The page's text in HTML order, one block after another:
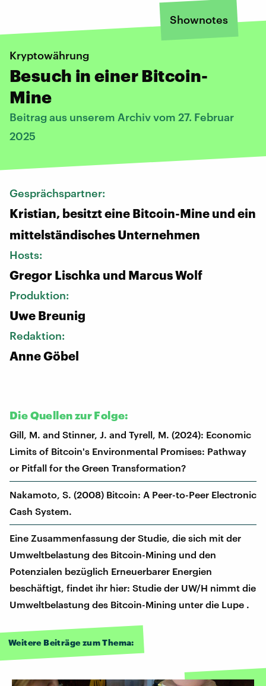
Shownotes
Kryptowährung
Besuch in einer Bitcoin-
Mine
Beitrag aus unserem Archiv vom 27. Februar
2025
Gesprächspartner:
Kristian, besitzt eine Bitcoin-Mine und ein
mittelständisches Unternehmen
Hosts:
Gregor Lischka und Marcus Wolf
Produktion:
Uwe Breunig
Redaktion:
Anne Göbel
Die Quellen zur Folge:
Gill, M. and Stinner, J. and Tyrell, M. (2024): Economic
Limits of Bitcoin's Environmental Promises: Pathway
or Pitfall for the Green Transformation?
Nakamoto, S. (2008) Bitcoin: A Peer-to-Peer Electronic
Cash System.
Eine Zusammenfassung der Studie, die sich mit der
Umweltbelastung des Bitcoin-Mining und den
Potenzialen bezüglich Erneuerbarer Energien
beschäftigt, findet ihr hier: Studie der UW/H nimmt die
Umweltbelastung des Bitcoin-Mining unter die Lupe .
Weitere Beiträge zum Thema: